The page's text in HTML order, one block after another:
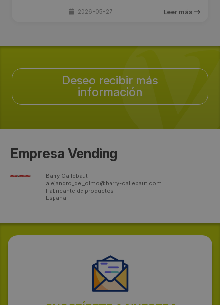
2026-05-27 Leer más
Deseo recibir más
información
Empresa Vending
Barry Callebaut
alejandro_del_olmo@barry-callebaut.com
Fabricante de productos
España